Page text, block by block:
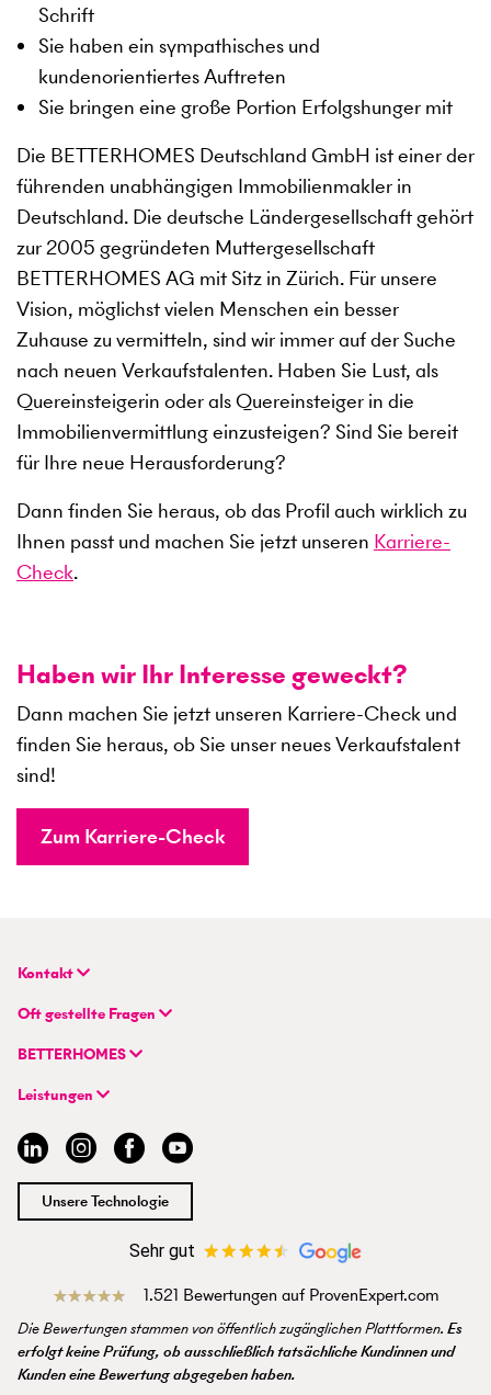
Schrift
Sie haben ein sympathisches und
kundenorientiertes Auftreten
Sie bringen eine große Portion Erfolgshunger mit
Die BETTERHOMES Deutschland GmbH ist einer der
führenden unabhängigen Immobilienmakler in
Deutschland. Die deutsche Ländergesellschaft gehört
zur 2005 gegründeten Muttergesellschaft
BETTERHOMES AG mit Sitz in Zürich. Für unsere
Vision, möglichst vielen Menschen ein besser
Zuhause zu vermitteln, sind wir immer auf der Suche
nach neuen Verkaufstalenten. Haben Sie Lust, als
Quereinsteigerin oder als Quereinsteiger in die
Immobilienvermittlung einzusteigen? Sind Sie bereit
für Ihre neue Herausforderung?
Dann finden Sie heraus, ob das Profil auch wirklich zu
Ihnen passt und machen Sie jetzt unseren Karriere-
Check.
Haben wir Ihr Interesse geweckt?
Dann machen Sie jetzt unseren Karriere-Check und
finden Sie heraus, ob Sie unser neues Verkaufstalent
sind!
Zum Karriere-Check
Kontakt
BETTERHOMES Deutschland GmbH
Hauptsitz
Flughafenstraße 59
info@betterhomes.de
Oft gestellte Fragen
FAQ | Immobilie verkaufen/vermieten
FAQ | Einstieg für Profimakler/-innen
BETTERHOMES
Unternehmen
Hybrides Maklermodell
BETTERHOMES-Erfahrungen
Management
Jobs
Standort
Presse
Leistungen
Immobilie suchen
Immobilie verkaufen/vermieten
Immobilienmakler/-in werden
Unsere Technologie
Sehr gut
1.521 Bewertungen auf ProvenExpert.com
Die Bewertungen stammen von öffentlich zugänglichen Plattformen. Es
erfolgt keine Prüfung, ob ausschließlich tatsächliche Kundinnen und
Kunden eine Bewertung abgegeben haben.